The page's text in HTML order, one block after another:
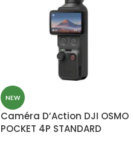
NEW
Caméra D’Action DJI OSMO
POCKET 4P STANDARD